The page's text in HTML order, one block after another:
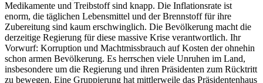
Medikamente und Treibstoff sind knapp. Die Inflationsrate ist
enorm, die täglichen Lebensmittel und der Brennstoff für ihre
Zubereitung sind kaum erschwinglich. Die Bevölkerung macht die
derzeitige Regierung für diese massive Krise verantwortlich. Ihr
Vorwurf: Korruption und Machtmissbrauch auf Kosten der ohnehin
schon armen Bevölkerung. Es herrschen viele Unruhen im Land,
insbesondere um die Regierung und ihren Präsidenten zum Rücktritt
zu bewegen. Eine Gruppierung hat mittlerweile das Präsidentenhaus